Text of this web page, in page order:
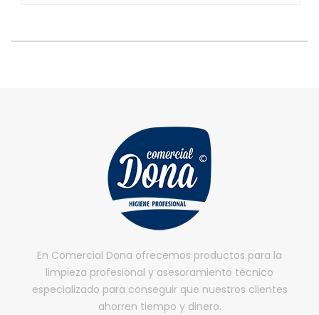
En Comercial Dona ofrecemos productos para la
limpieza profesional y asesoramiento técnico
especializado para conseguir que nuestros clientes
ahorren tiempo y dinero.